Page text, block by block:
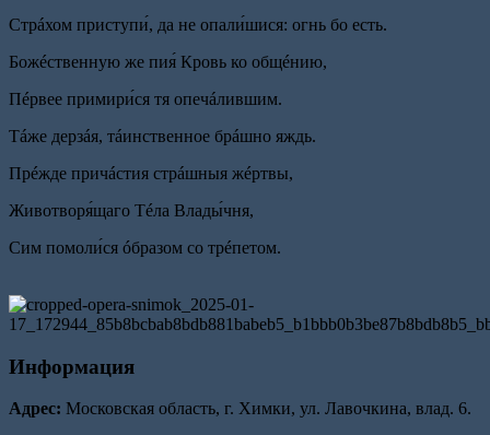
Стрáхом приступи́, да не опали́шися: огнь бо есть.
Божéственную же пия́ Кровь ко общéнию,
Пéрвее примири́ся тя опечáлившим.
Тáже дерзáя, тáинственное брáшно яждь.
Прéжде причáстия стрáшныя жéртвы,
Животворя́щаго Тéла Влады́чня,
Сим помоли́ся óбразом со трéпетом.
Информация
Адрес: Московская область, г. Химки, ул. Лавочкина, влад. 6.